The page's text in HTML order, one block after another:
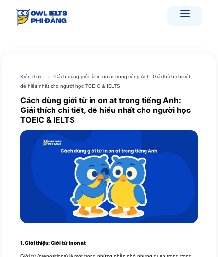
Kiến thức ›
Cách dùng giới từ in on at trong tiếng Anh: Giải thích chi tiết,
dễ hiểu nhất cho người học TOEIC & IELTS
Cách dùng giới từ in on at trong tiếng Anh:
Giải thích chi tiết, dễ hiểu nhất cho người học
TOEIC & IELTS
1. Giới thiệu: Giới từ in on at
Giới từ (prepositions) là một trong những phần nhỏ nhưng quan trọng trong